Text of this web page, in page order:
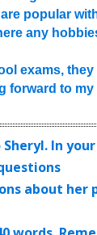
popular
any
exams,
forward to my
In
about her